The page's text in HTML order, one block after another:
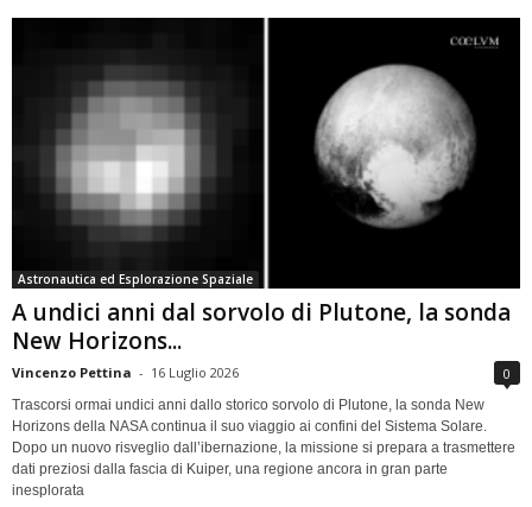
Astronautica ed Esplorazione Spaziale
A undici anni dal sorvolo di Plutone, la sonda
New Horizons...
Vincenzo Pettina - 16 Luglio 2026 0
Trascorsi ormai undici anni dallo storico sorvolo di Plutone, la sonda New
Horizons della NASA continua il suo viaggio ai confini del Sistema Solare.
Dopo un nuovo risveglio dall’ibernazione, la missione si prepara a trasmettere
dati preziosi dalla fascia di Kuiper, una regione ancora in gran parte
inesplorata